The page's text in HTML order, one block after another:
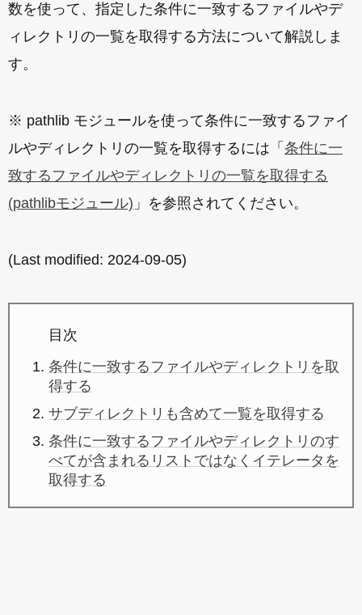
数を使って、指定した条件に一致するファイルやデ
ィレクトリの一覧を取得する方法について解説しま
す。
※ pathlib モジュールを使って条件に一致するファイ
ルやディレクトリの一覧を取得するには「 条件に一
致するファイルやディレクトリの一覧を取得する
(pathlibモジュール) 」を参照されてください。
(Last modified: 2024-09-05)
目次
条件に一致するファイルやディレクトリを取
得する
サブディレクトリも含めて一覧を取得する
条件に一致するファイルやディレクトリのす
べてが含まれるリストではなくイテレータを
取得する